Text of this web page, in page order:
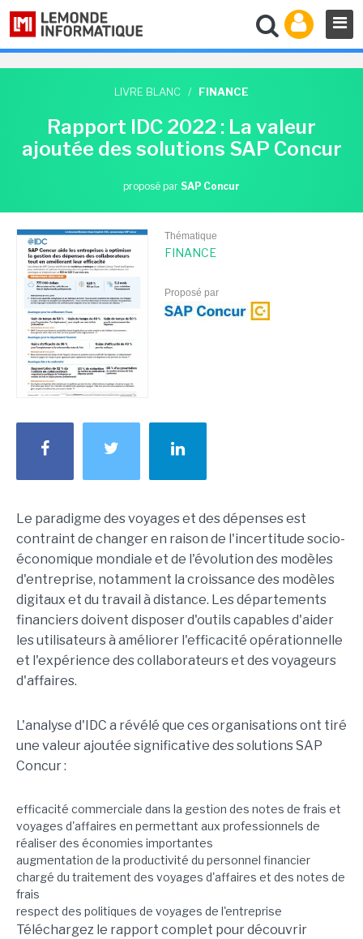
LIVRE BLANC / FINANCE
Rapport IDC 2022 : La valeur
ajoutée des solutions SAP Concur
proposé par SAP Concur
Thématique
FINANCE
Proposé par
Le paradigme des voyages et des dépenses est
contraint de changer en raison de l'incertitude socio-
économique mondiale et de l'évolution des modèles
d'entreprise, notamment la croissance des modèles
digitaux et du travail à distance. Les départements
financiers doivent disposer d'outils capables d'aider
les utilisateurs à améliorer l'efficacité opérationnelle
et l'expérience des collaborateurs et des voyageurs
d'affaires.
L'analyse d'IDC a révélé que ces organisations ont tiré
une valeur ajoutée significative des solutions SAP
Concur :
efficacité commerciale dans la gestion des notes de frais et
voyages d'affaires en permettant aux professionnels de
réaliser des économies importantes
augmentation de la productivité du personnel financier
chargé du traitement des voyages d'affaires et des notes de
frais
respect des politiques de voyages de l'entreprise
Téléchargez le rapport complet pour découvrir